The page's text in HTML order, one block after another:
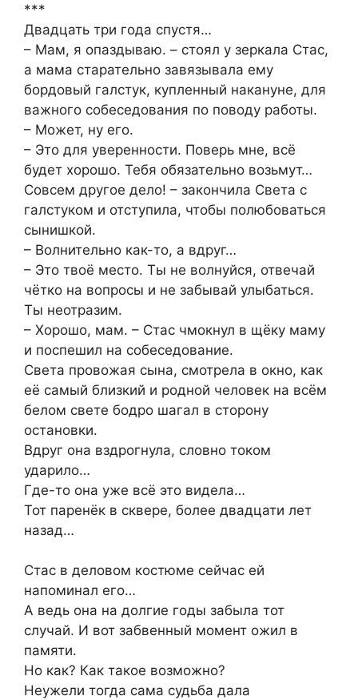
***
Двадцать три года спустя…
– Мам, я опаздываю. – стоял у зеркала Стас,
а мама старательно завязывала ему
бордовый галстук, купленный накануне, для
важного собеседования по поводу работы.
– Может, ну его.
– Это для уверенности. Поверь мне, всё
будет хорошо. Тебя обязательно возьмут…
Совсем другое дело! – закончила Света с
галстуком и отступила, чтобы полюбоваться
сынишкой.
– Волнительно как-то, а вдруг…
– Это твоё место. Ты не волнуйся, отвечай
чётко на вопросы и не забывай улыбаться.
Ты неотразим.
– Хорошо, мам. – Стас чмокнул в щёку маму
и поспешил на собеседование.
Света провожая сына, смотрела в окно, как
её самый близкий и родной человек на всём
белом свете бодро шагал в сторону
остановки.
Вдруг она вздрогнула, словно током
ударило…
Где-то она уже всё это видела…
Тот паренёк в сквере, более двадцати лет
назад…
Стас в деловом костюме сейчас ей
напоминал его…
А ведь она на долгие годы забыла тот
случай. И вот забвенный момент ожил в
памяти.
Но как? Как такое возможно?
Неужели тогда сама судьба дала